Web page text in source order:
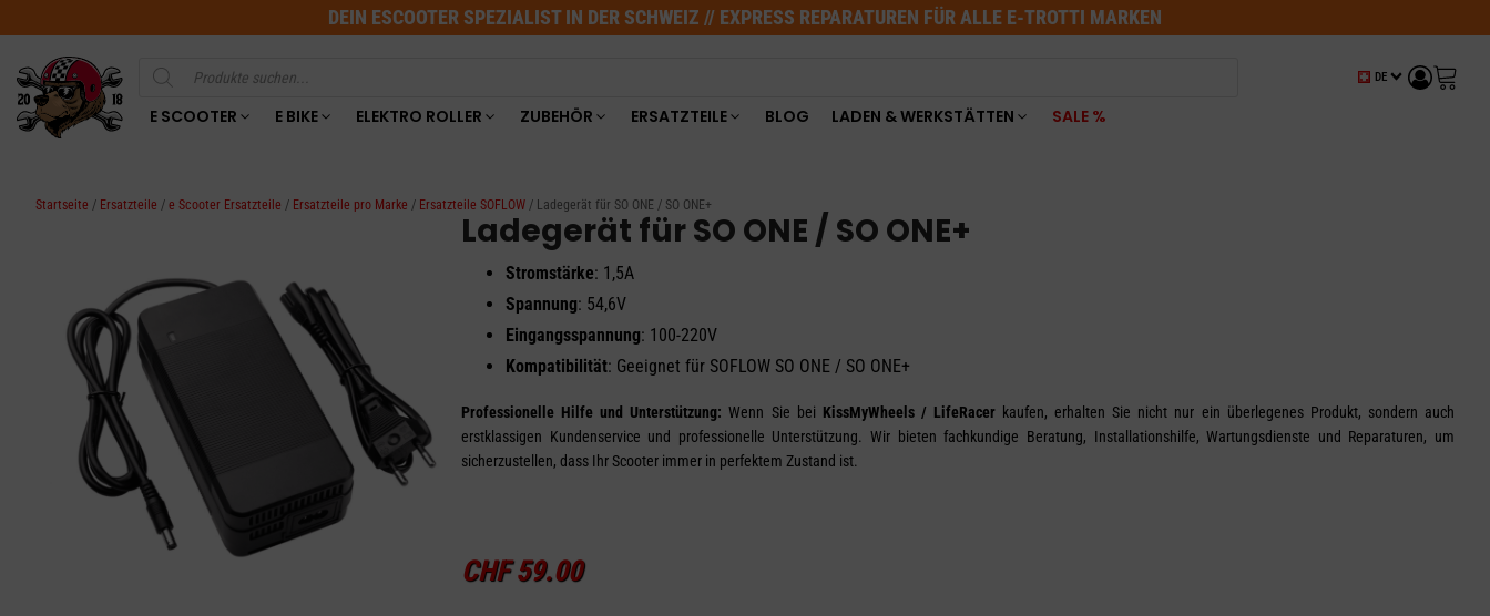
DEIN ESCOOTER SPEZIALIST IN DER SCHWEIZ // EXPRESS REPARATUREN FÜR ALLE E-TROTTI MARKEN
Products
DE
E SCOOTER E BIKE ELEKTRO ROLLER ZUBEHÖR ERSATZTEILE BLOG LADEN & WERKSTÄTTEN SALE %
Startseite / Ersatzteile / e Scooter Ersatzteile / Ersatzteile pro Marke / Ersatzteile SOFLOW / Ladegerät für SO ONE / SO ONE+
Ladegerät für SO ONE / SO ONE+
Stromstärke: 1,5A
Spannung: 54,6V
Eingangsspannung: 100-220V
Kompatibilität: Geeignet für SOFLOW SO ONE / SO ONE+
Professionelle Hilfe und Unterstützung: Wenn Sie bei KissMyWheels / LifeRacerkaufen, erhalten Sie nicht nur ein überlegenes Produkt, sondern auch
erstklassigen Kundenservice und professionelle Unterstützung. Wir bieten fachkundige Beratung, Installationshilfe, Wartungsdienste und Reparaturen, um
sicherzustellen, dass Ihr Scooter immer in perfektem Zustand ist.
CHF59.00